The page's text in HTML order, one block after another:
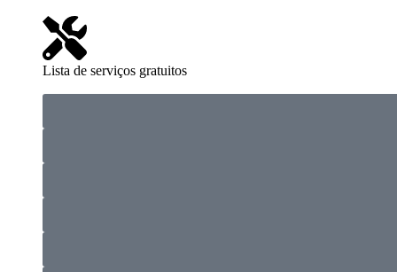
Lista de serviços gratuitos